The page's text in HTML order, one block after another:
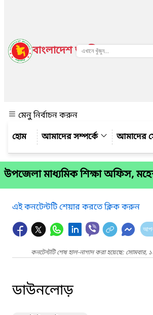
বাংলাদেশ জাতীয় তথ্য বাতায়ন
মেনু নির্বাচন করুন
আমাদের সম্পর্কে
আমাদের
উপজেলা মাধ্যমিক শিক্ষা অফিস,
এই কনটেন্টটি শেয়ার করতে ক্লিক করুন
কনটেন্টটি শেষ হাল-নাগাদ করা হয়েছে:
ডাউনলোড়